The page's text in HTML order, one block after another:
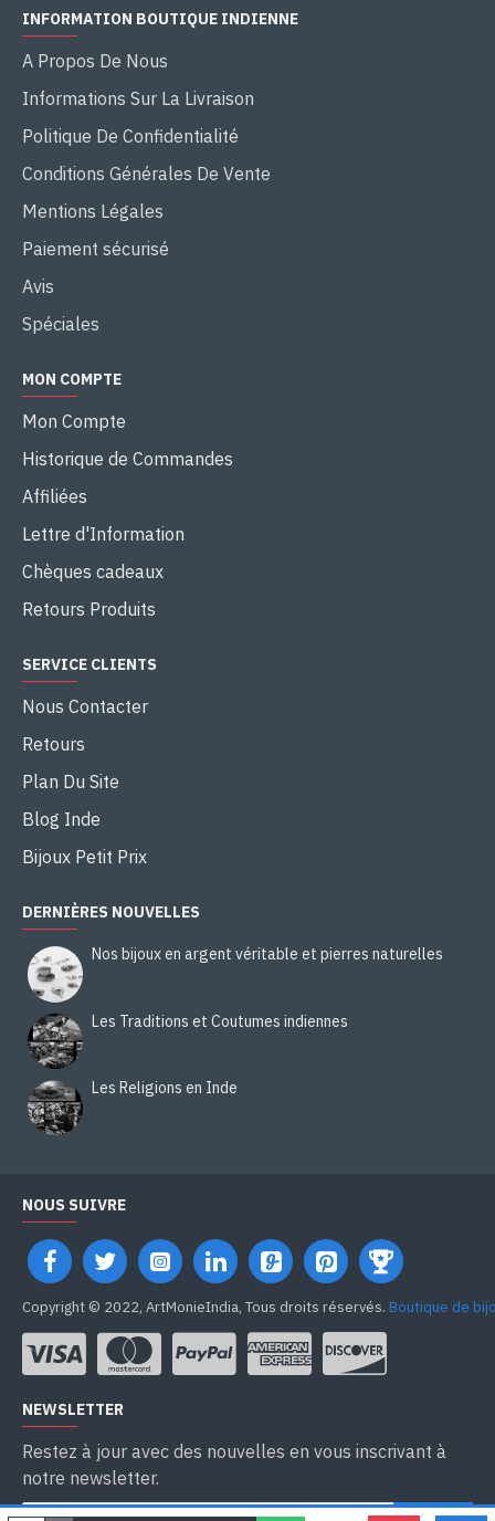
INFORMATION BOUTIQUE INDIENNE
A Propos De Nous
Informations Sur La Livraison
Politique De Confidentialité
Conditions Générales De Vente
Mentions Légales
Paiement sécurisé
Avis
Spéciales
MON COMPTE
Mon Compte
Historique de Commandes
Affiliées
Lettre d'Information
Chèques cadeaux
Retours Produits
SERVICE CLIENTS
Nous Contacter
Retours
Plan Du Site
Blog Inde
Bijoux Petit Prix
DERNIÈRES NOUVELLES
Nos bijoux en argent véritable et pierres naturelles
Les Traditions et Coutumes indiennes
Les Religions en Inde
NOUS SUIVRE
Copyright © 2022, ArtMonieIndia, Tous droits réservés. Boutique de
NEWSLETTER
Restez à jour avec des nouvelles en vous inscrivant à
notre newsletter.